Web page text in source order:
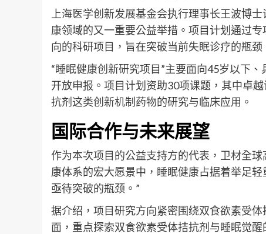
上海医学创新发展基金会执行理事长王波博
康领域的又一重要公益举措。项目计划通过
向的科研项目，旨在突破当前失眠诊疗的瓶
“睡眠健康创新研究项目”主要面向45岁以下
开放申报。项目计划资助30项课题，其中卓
抗剂这类创新机制药物的研究与临床应用。
国际合作与未来展望
作为本次项目的公益支持方的代表，卫材全
康体系的宏大愿景中，睡眠健康占据着举足
亟待突破的瓶颈。”
据介绍，项目研究方向紧密围绕双食欲素受
面，重点探索双食欲素受体拮抗剂与睡眠觉